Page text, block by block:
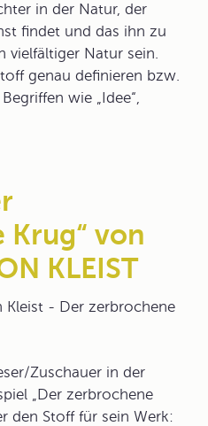
in der Natur, der
findet und das ihn zu
vielfältiger Natur sein.
genau definieren bzw.
wie „Idee“,
von
KLEIST
Kleist - Der zerbrochene
Zuschauer in der
„Der zerbrochene
den Stoff für sein Werk: